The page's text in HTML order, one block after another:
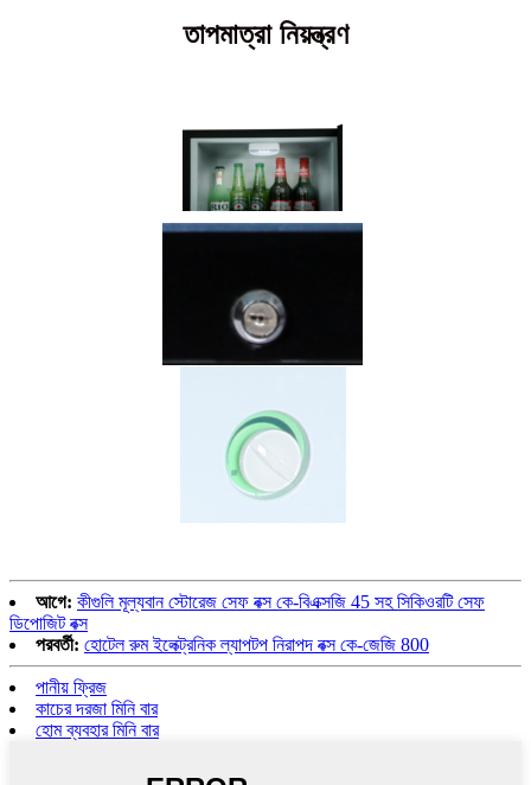
তাপমাত্রা নিয়ন্ত্রণ
আগে: কীগুলি মূল্যবান স্টোরেজ সেফ বক্স কে-বিএক্সজি 45 সহ সিকিওরটি সেফ
ডিপোজিট বক্স
পরবর্তী: হোটেল রুম ইলেক্ট্রনিক ল্যাপটপ নিরাপদ বক্স কে-জেজি 800
পানীয় ফ্রিজ
কাচের দরজা মিনি বার
হোম ব্যবহার মিনি বার